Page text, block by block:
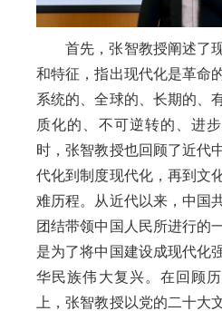
首先，张智教授阐述了
和特征，指出现代化是革命
系统的、全球的、长期的、
质化的、不可逆转的、进
时，张智教授也回顾了近代
代化到制度现代化，再到文
难历程。从近代以来，中国
团结带领中国人民所进行的
是为了将中国建设成现代化
华民族伟大复兴。在回顾
上，张智教授以党的二十大